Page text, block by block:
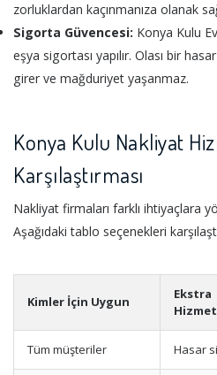
zorluklardan kaçınmanıza olanak
Sigorta Güvencesi: Konya Kulu
eşya sigortası yapılır. Olası bir
girer ve mağduriyet yaşanmaz.
Konya Kulu Nakliyat
Karşılaştırması
Nakliyat firmaları farklı ihtiyaçlara
Aşağıdaki tablo seçenekleri
Kimler İçin Uygun
Ekstra
Tüm müşteriler Hasar